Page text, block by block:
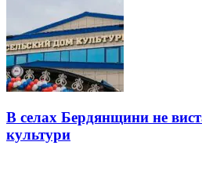
В селах Бердянщини не
культури